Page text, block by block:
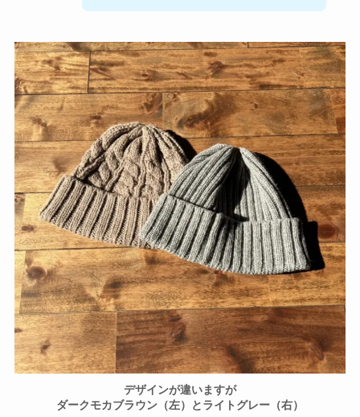
デザインが違いますが
ダークモカブラウン（左）とライトグレー（右）